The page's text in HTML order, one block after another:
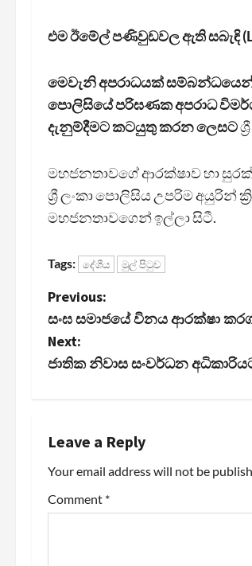
එම ඊමේල් පණිවුඩවල ඇති සබැඳි
මෙවැනි අපරාධයක්
පොලිසියේ පරිඝණක අපරාධ
දැනුම්දීමට කටයුතු කරන ලෙසට
මහජනතාවගේ ආරක්ෂාව හා
ශ්‍රී ලංකා පොලිසිය උපරිම අයුරින්
මහජනතාවගෙන් ඉල්ලා සිටී.
Tags: දේශීය මුල් පිටුව
P
o
s
n
a
v
Previous:
සංඝ සමාජයේ විනය ආරක්ෂා
Next:
ජාතික නිවාස සංවර්ධන
Leave a Reply
Your email address will not be
Comment *